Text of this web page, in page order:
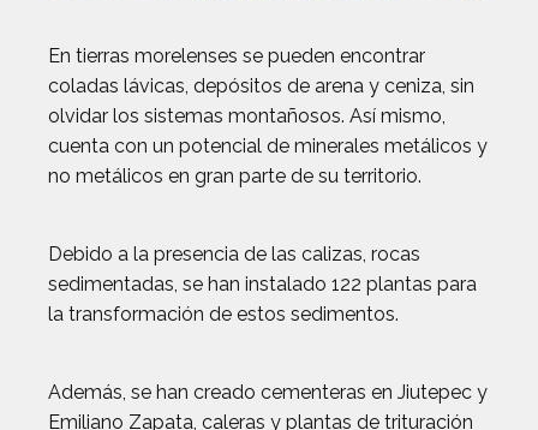
En tierras morelenses se pueden encontrar
coladas lávicas, depósitos de arena y ceniza, sin
olvidar los sistemas montañosos. Así mismo,
cuenta con un potencial de minerales metálicos y
no metálicos en gran parte de su territorio.
Debido a la presencia de las calizas, rocas
sedimentadas, se han instalado 122 plantas para
la transformación de estos sedimentos.
Además, se han creado cementeras en Jiutepec y
Emiliano Zapata, caleras y plantas de trituración